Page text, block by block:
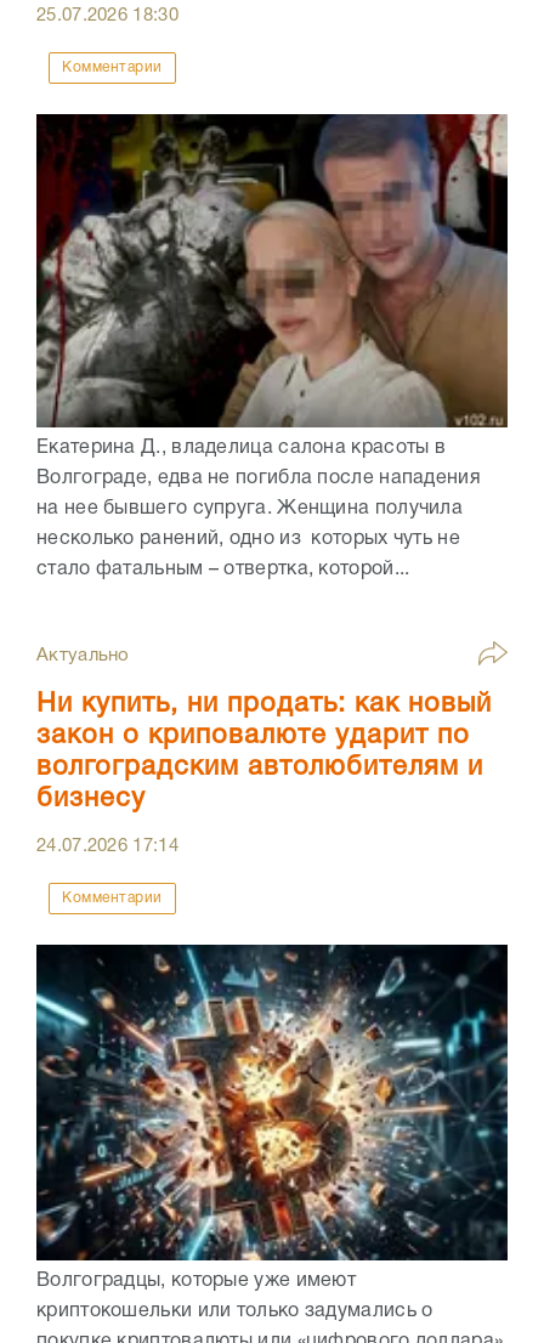
25.07.2026 18:30
Комментарии
Екатерина Д., владелица салона красоты в
Волгограде, едва не погибла после нападения
на нее бывшего супруга. Женщина получила
несколько ранений, одно из которых чуть не
стало фатальным – отвертка, которой...
Актуально
Ни купить, ни продать: как новый
закон о криповалюте ударит по
волгоградским автолюбителям и
бизнесу
24.07.2026 17:14
Комментарии
Волгоградцы, которые уже имеют
криптокошельки или только задумались о